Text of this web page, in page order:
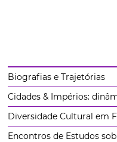
Biografias e Trajetórias
Cidades & Impérios:
Diversidade Cultural em
Encontros de Estudos